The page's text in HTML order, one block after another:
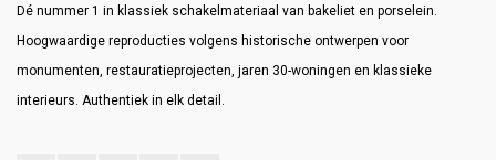
Dé nummer 1 in klassiek schakelmateriaal van bakeliet en porselein.
Hoogwaardige reproducties volgens historische ontwerpen voor
monumenten, restauratieprojecten, jaren 30-woningen en klassieke
interieurs. Authentiek in elk detail.